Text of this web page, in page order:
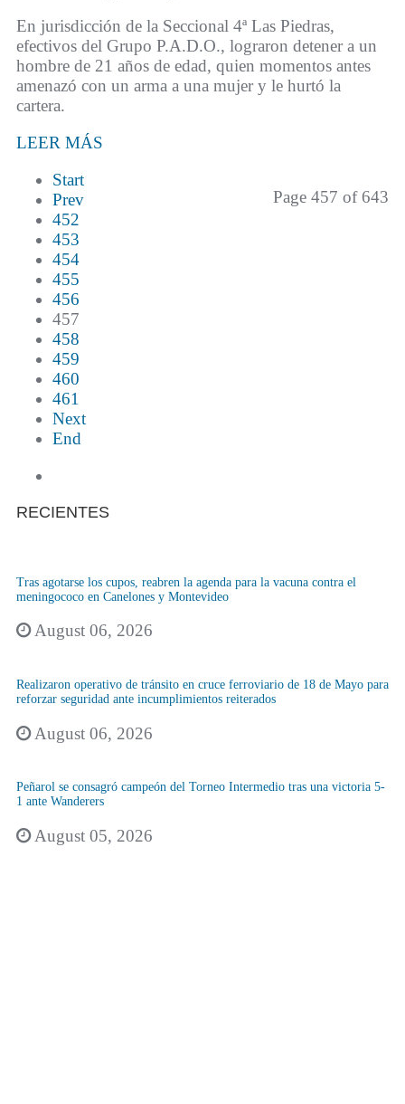
En jurisdicción de la Seccional 4ª Las Piedras,
efectivos del Grupo P.A.D.O., lograron detener a un
hombre de 21 años de edad, quien momentos antes
amenazó con un arma a una mujer y le hurtó la
cartera.
LEER MÁS
Page 457 of 643
Start
Prev
452
453
454
455
456
457
458
459
460
461
Next
End
RECIENTES
Tras agotarse los cupos, reabren la agenda para la vacuna contra el
meningococo en Canelones y Montevideo
August 06, 2026
Realizaron operativo de tránsito en cruce ferroviario de 18 de Mayo para
reforzar seguridad ante incumplimientos reiterados
August 06, 2026
Peñarol se consagró campeón del Torneo Intermedio tras una victoria 5-
1 ante Wanderers
August 05, 2026